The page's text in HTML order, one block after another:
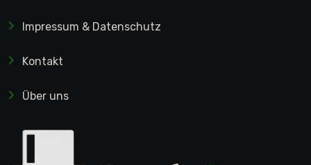
Impressum & Datenschutz
Kontakt
Über uns